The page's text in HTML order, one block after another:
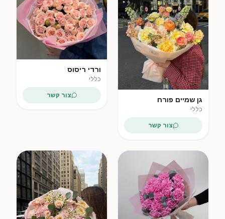
גן שמיים פורח
כללי
צור קשר
ורדי ריסוס
כללי
צור קשר